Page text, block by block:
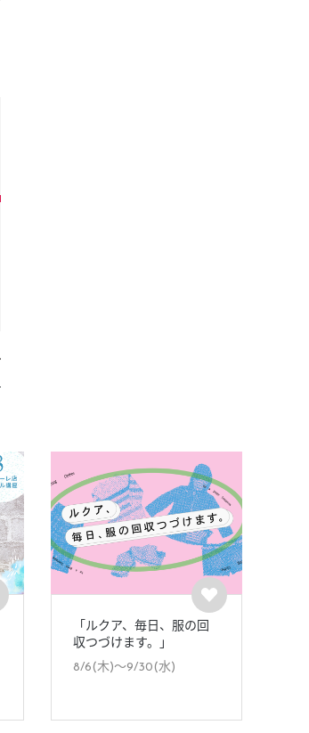
「ルクア、毎日、服の回
収つづけます。」
8/6(木)〜9/30(水)